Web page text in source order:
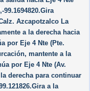
99.1694820.Gira
Azcapotzalco La
a la derecha hacia
por Eje 4 Nte (Pte.
mantente a la
por Eje 4 Nte (Av.
la derecha para continuar
a la